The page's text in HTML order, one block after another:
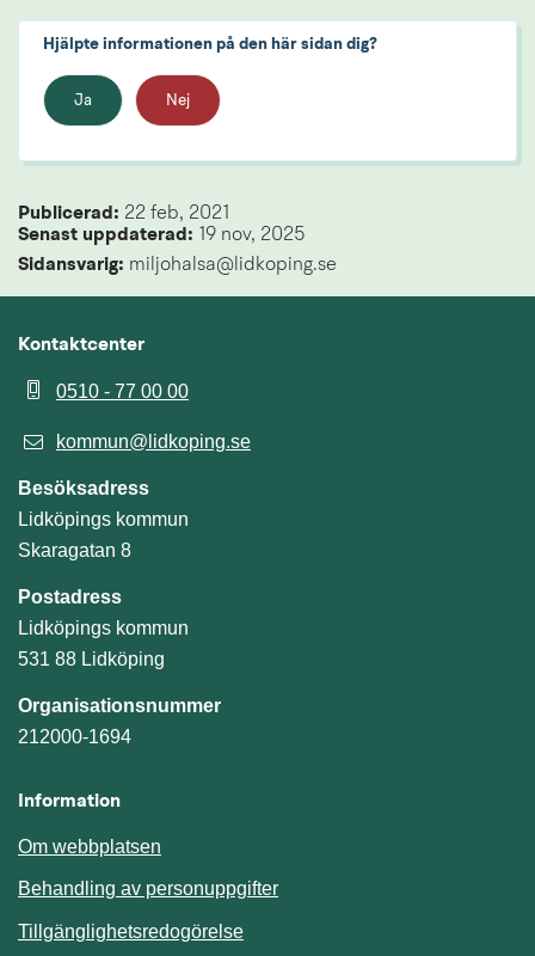
Hjälpte informationen på den här sidan dig?
Ja Nej
Publicerad: 22 feb, 2021
Senast uppdaterad:
19 nov, 2025
Sidansvarig: miljohalsa@lidkoping.se
Kontaktcenter
0510 - 77 00 00
kommun@lidkoping.se
Besöksadress
Lidköpings kommun
Skaragatan 8
Postadress
Lidköpings kommun
531 88 Lidköping
Organisationsnummer
212000-1694
Information
Om webbplatsen
Behandling av personuppgifter
Tillgänglighetsredogörelse